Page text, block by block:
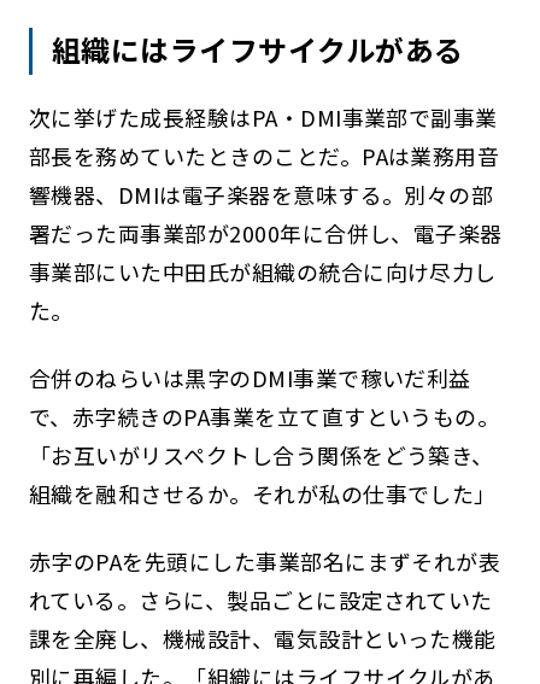
組織にはライフサイクルがある
次に挙げた成長経験はPA・DMI事業部で副事業
部長を務めていたときのことだ。PAは業務用音
響機器、DMIは電子楽器を意味する。別々の部
署だった両事業部が2000年に合併し、電子楽器
事業部にいた中田氏が組織の統合に向け尽力し
た。
合併のねらいは黒字のDMI事業で稼いだ利益
で、赤字続きのPA事業を立て直すというもの。
「お互いがリスペクトし合う関係をどう築き、
組織を融和させるか。それが私の仕事でした」
赤字のPAを先頭にした事業部名にまずそれが表
れている。さらに、製品ごとに設定されていた
課を全廃し、機械設計、電気設計といった機能
別に再編した。「組織にはライフサイクルがあ